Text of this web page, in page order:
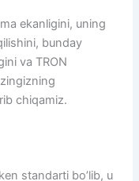
ekanligini, uning
bunday
va TRON
chiqamiz.
standarti bo’lib, u